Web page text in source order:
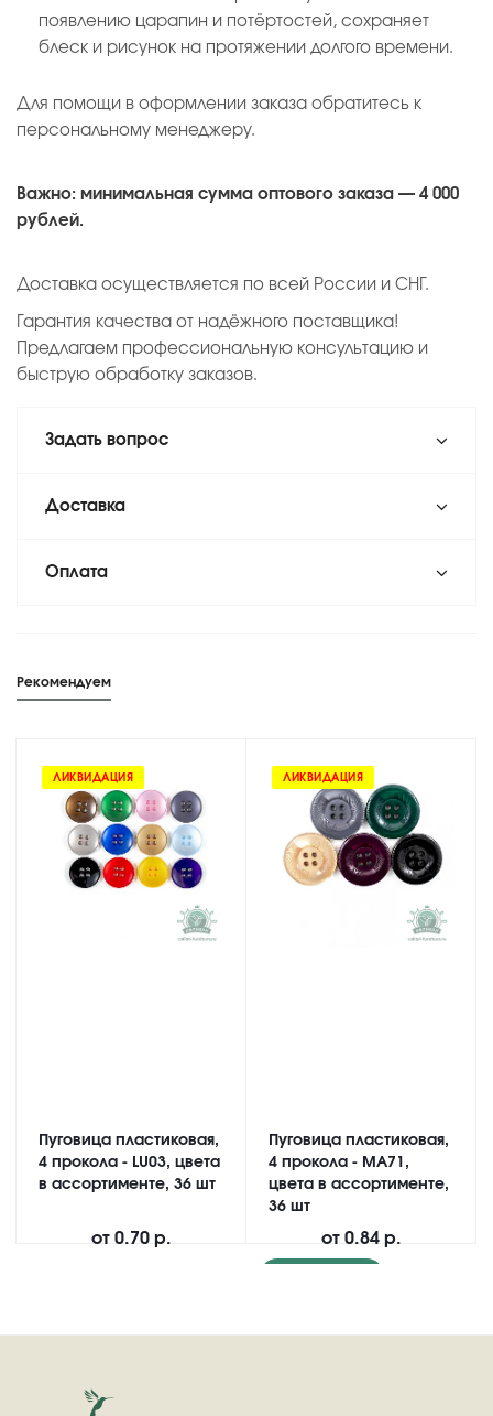
появлению царапин и потёртостей, сохраняет
блеск и рисунок на протяжении долгого времени.
Для помощи в оформлении заказа обратитесь к
персональному менеджеру.
Важно: минимальная сумма оптового заказа — 4 000
рублей.
Доставка осуществляется по всей России и СНГ.
Гарантия качества от надёжного поставщика!
Предлагаем профессиональную консультацию и
быструю обработку заказов.
Задать вопрос
Доставка
Оплата
Рекомендуем
ЛИКВИДАЦИЯ
Пуговица пластиковая,
4 прокола - LU03, цвета
в ассортименте, 36 шт
от 0.70 р.
ЛИКВИДАЦИЯ
Пуговица пластиковая,
4 прокола - MA71,
цвета в ассортименте,
36 шт
от 0.84 р.